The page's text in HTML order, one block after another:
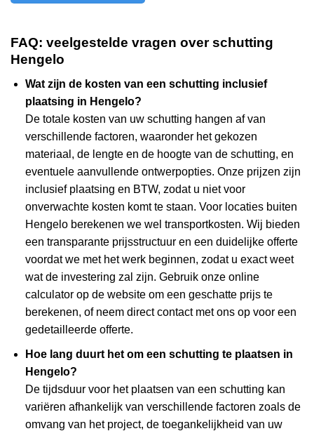
FAQ: veelgestelde vragen over schutting
Hengelo
Wat zijn de kosten van een schutting inclusief
plaatsing in Hengelo?
De totale kosten van uw schutting hangen af van
verschillende factoren, waaronder het gekozen
materiaal, de lengte en de hoogte van de schutting, en
eventuele aanvullende ontwerpopties. Onze prijzen zijn
inclusief plaatsing en BTW, zodat u niet voor
onverwachte kosten komt te staan. Voor locaties buiten
Hengelo berekenen we wel transportkosten. Wij bieden
een transparante prijsstructuur en een duidelijke offerte
voordat we met het werk beginnen, zodat u exact weet
wat de investering zal zijn. Gebruik onze online
calculator op de website om een geschatte prijs te
berekenen, of neem direct contact met ons op voor een
gedetailleerde offerte.
Hoe lang duurt het om een schutting te plaatsen in
Hengelo?
De tijdsduur voor het plaatsen van een schutting kan
variëren afhankelijk van verschillende factoren zoals de
omvang van het project, de toegankelijkheid van uw